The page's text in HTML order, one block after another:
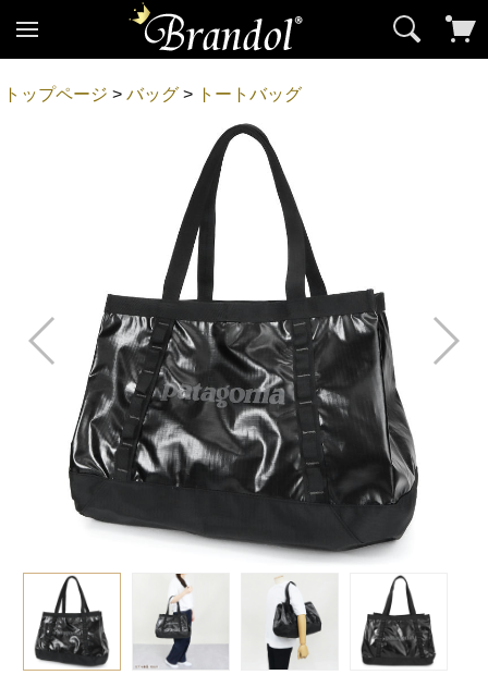
トップページ >バッグ > トートバッグ